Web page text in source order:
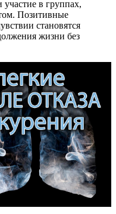
участие в группах,
Позитивные
становятся
жизни без